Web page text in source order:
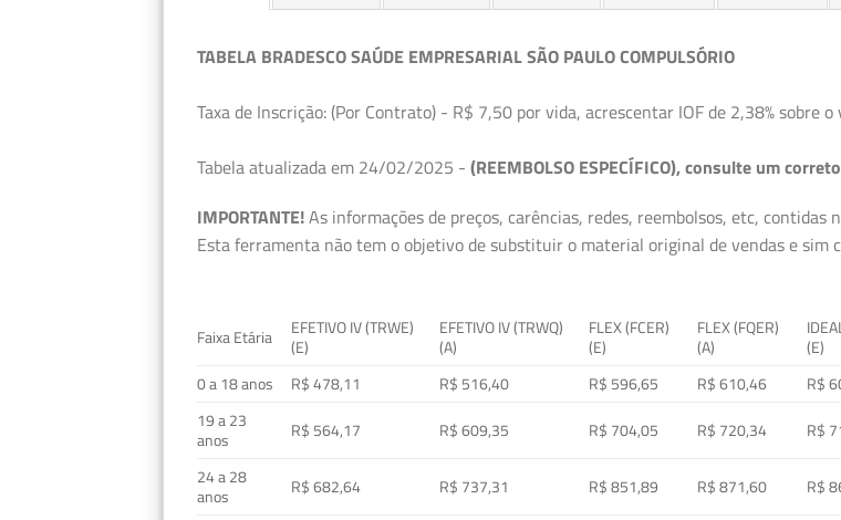
TABELA BRADESCO SAÚDE EMPRESARIAL SÃO PAULO COMPULSÓRIO
Taxa de Inscrição: (Por Contrato) - R$ 7,50 por vida, acrescentar IOF de 2,38% sobre
Tabela atualizada em 24/02/2025 - (REEMBOLSO ESPECÍFICO), consulte um
IMPORTANTE!As informações de preços, carências, redes, reembolsos, etc,
Esta ferramenta não tem o objetivo de substituir o material original de vendas e sim
Faixa Etária
EFETIVO IV (TRWE)
(E)
EFETIVO IV (TRWQ)
(A)
FLEX (FCER)
(E)
FLEX (FQER)
(A)
(E)
0 a 18 anos
R$ 478,11 R$ 516,40 R$ 596,65 R$ 610,46 R$
19 a 23
anos
R$ 564,17 R$ 609,35 R$ 704,05 R$ 720,34 R$
24 a 28
anos
R$ 682,64 R$ 737,31 R$ 851,89 R$ 871,60 R$